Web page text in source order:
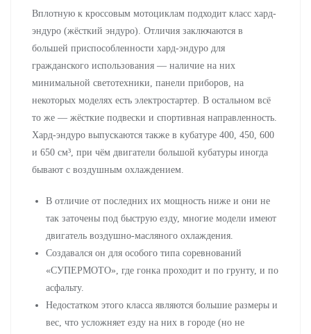
Вплотную к кроссовым мотоциклам подходит класс хард-
эндуро (жёсткий эндуро). Отличия заключаются в
большей приспособленности хард-эндуро для
гражданского использования — наличие на них
минимальной светотехники, панели приборов, на
некоторых моделях есть электростартер. В остальном всё
то же — жёсткие подвески и спортивная направленность.
Хард-эндуро выпускаются также в кубатуре 400, 450, 600
и 650 см³, при чём двигатели большой кубатуры иногда
бывают с воздушным охлаждением.
В отличие от последних их мощность ниже и они не
так заточены под быструю езду, многие модели имеют
двигатель воздушно-масляного охлаждения.
Создавался он для особого типа соревнований
«СУПЕРМОТО», где гонка проходит и по грунту, и по
асфальту.
Недостатком этого класса являются большие размеры и
вес, что усложняет езду на них в городе (но не